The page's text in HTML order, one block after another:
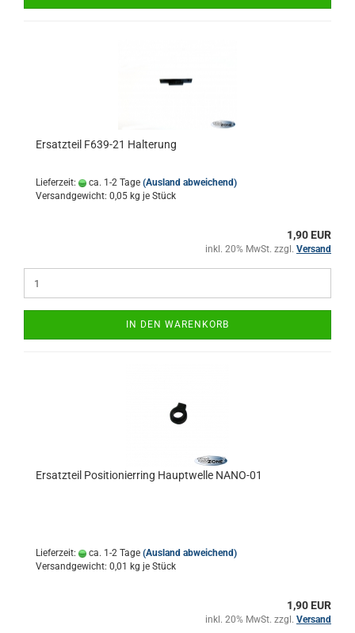
Ersatzteil F639-21 Halterung
Lieferzeit: ca. 1-2 Tage (Ausland abweichend)
Versandgewicht: 0,05 kg je Stück
1,90 EUR
inkl. 20% MwSt. zzgl. Versand
IN DEN WARENKORB
Ersatzteil Positionierring Hauptwelle NANO-01
Lieferzeit: ca. 1-2 Tage (Ausland abweichend)
Versandgewicht: 0,01 kg je Stück
1,90 EUR
inkl. 20% MwSt. zzgl. Versand